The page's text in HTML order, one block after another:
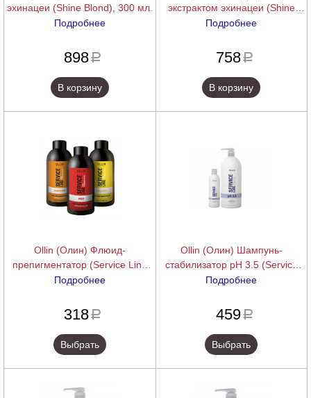
эхинацеи (Shine Blond), 300 мл.
Подробнее
898a
В корзину
экстрактом эхинацеи (Shine
Blond), 250 мл.
Подробнее
758a
В корзину
Ollin (Олин) Флюид-
препигментатор (Service Line
Fluid-Pre-Color), 90 мл.
Подробнее
318a
Выбрать
Ollin (Олин) Шампунь-
стабилизатор рН 3.5 (Service
Line Shampoo-stabilizer pH 3.5),
Подробнее
459a
Выбрать